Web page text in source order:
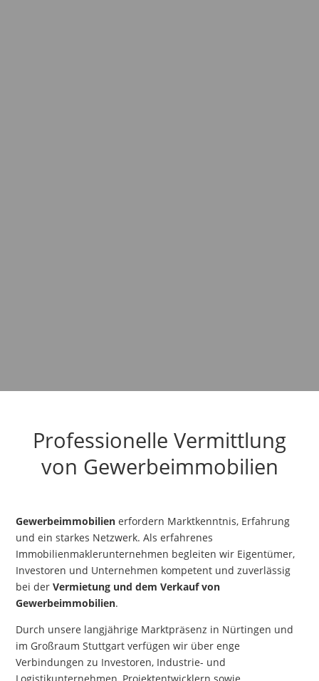
Professionelle Vermittlung
von Gewerbeimmobilien
Gewerbeimmobilien erfordern Marktkenntnis, Erfahrung
und ein starkes Netzwerk. Als erfahrenes
Immobilienmaklerunternehmen begleiten wir Eigentümer,
Investoren und Unternehmen kompetent und zuverlässig
bei derVermietung und dem Verkauf von
Gewerbeimmobilien.
Durch unsere langjährige Marktpräsenz in Nürtingen und
im Großraum Stuttgart verfügen wir über enge
Verbindungen zu Investoren, Industrie- und
Logistikunternehmen, Projektentwicklern sowie